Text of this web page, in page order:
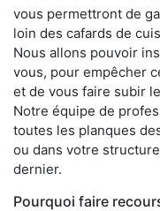
vous permettront de
loin des cafards de
Nous allons pouvoir
vous, pour empêcher
et de vous faire subir
Notre équipe de
toutes les planques
ou dans votre
dernier.
Pourquoi faire